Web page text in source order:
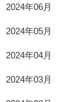
2024年06月
2024年05月
2024年04月
2024年03月